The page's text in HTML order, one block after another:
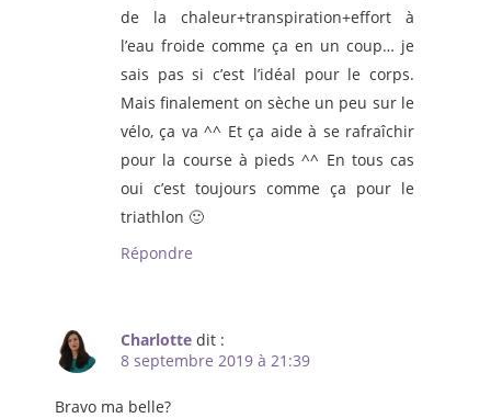
de la chaleur+transpiration+effort à
l’eau froide comme ça en un coup… je
sais pas si c’est l’idéal pour le corps.
Mais finalement on sèche un peu sur le
vélo, ça va ^^ Et ça aide à se rafraîchir
pour la course à pieds ^^ En tous cas
oui c’est toujours comme ça pour le
triathlon 🙂
Répondre
Charlotte dit :
8 septembre 2019 à 21:39
Bravo ma belle?